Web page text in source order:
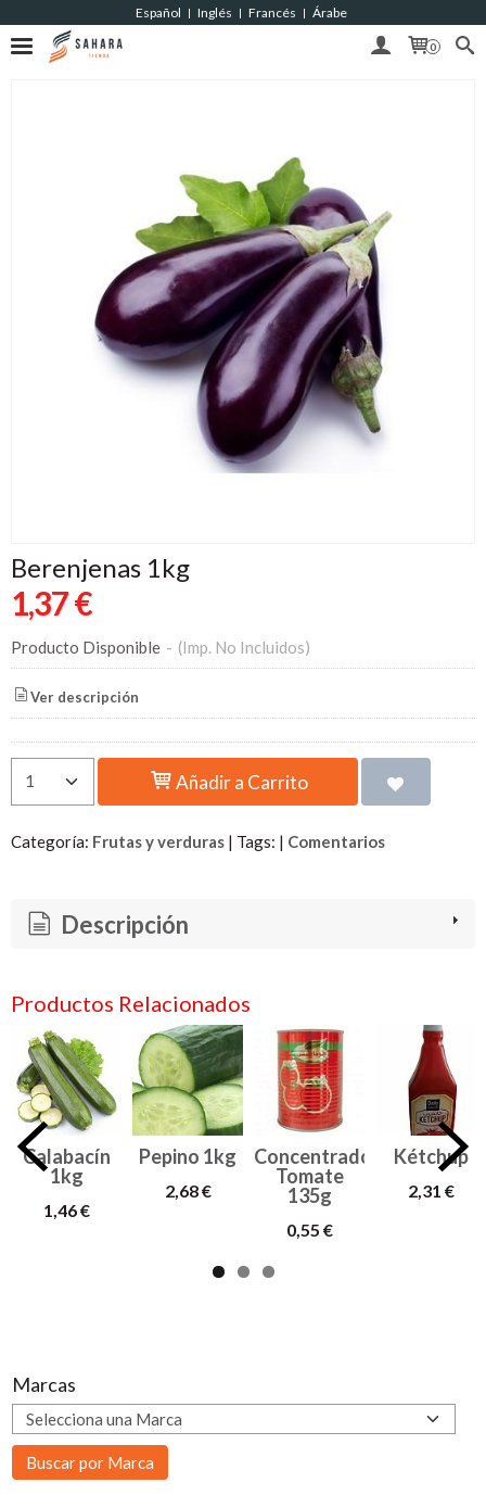
Español | Inglés | Francés | Árabe
0
Marcas
Berenjenas 1kg
1,37 €
Producto Disponible - (Imp. No Incluidos)
Ver descripción
Añadir a Carrito
Categoría: Frutas y verduras | Tags: | Comentarios
Descripción
Productos Relacionados
Calabacín
1kg
1,46 €
Pepino 1kg
2,68 €
Concentrado
Tomate
135g
0,55 €
Kétchup
2,31 €